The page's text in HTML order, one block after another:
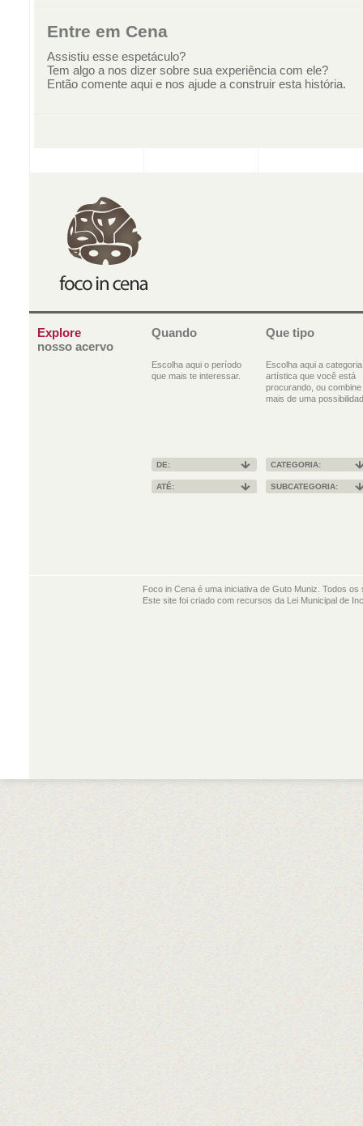
Entre em Cena
Assistiu esse espetáculo?
Tem algo a nos dizer sobre sua experiência com ele?
Então comente aqui e nos ajude a construir esta história.
Explore
nosso acervo
Quando
Escolha aqui o período
que mais te interessar.
Que tipo
Escolha aqui a categoria
artística que você está
procurando, ou combine
mais de uma
DE:
ATÉ:
CATEGORIA:
SUBCATEGORIA:
Foco in Cena é uma iniciativa de Guto Muniz. Todos
Este site foi criado com recursos da Lei Municipal de